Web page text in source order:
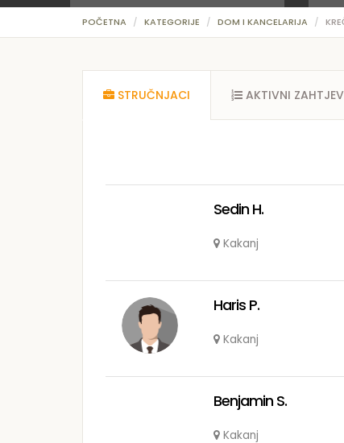
POČETNA KATEGORIJE DOM I KANCELARIJA
STRUČNJACI AKTIVNI
Sedin H.
Kakanj
Haris P.
Kakanj
Benjamin S.
Kakanj